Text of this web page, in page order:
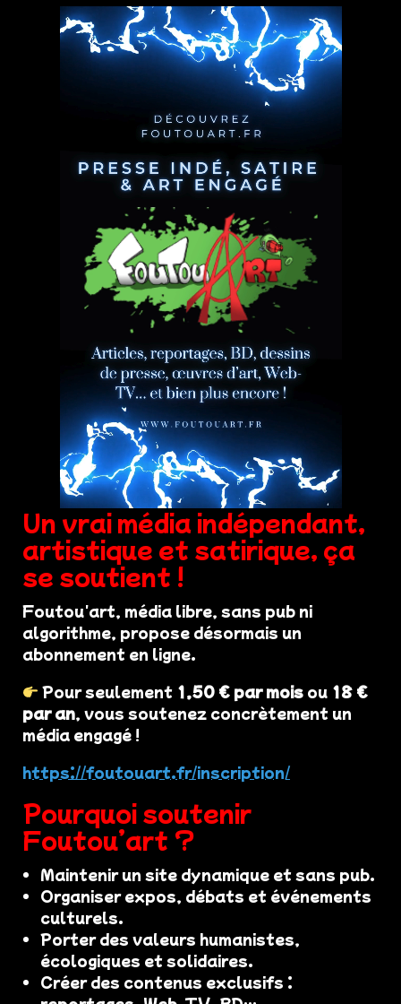
Un vrai média indépendant,
artistique et satirique, ça
se soutient !
Foutou'art, média libre, sans pub ni
algorithme, propose désormais un
abonnement en ligne.
Pour seulement 1,50 € par mois ou 18 €
par an, vous soutenez concrètement un
média engagé !
https://foutouart.fr/inscription/
Pourquoi soutenir
Foutou’art ?
Maintenir un site dynamique et sans pub.
Organiser expos, débats et événements
culturels.
Porter des valeurs humanistes,
écologiques et solidaires.
Créer des contenus exclusifs :